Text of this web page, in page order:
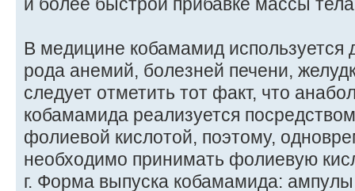
В медицине кобамамид используется
рода анемий, болезней печени,
следует отметить тот факт, что
кобамамида реализуется
фолиевой кислотой, поэтому,
необходимо принимать фолиевую
г. Форма выпуска кобамамида: ампулы